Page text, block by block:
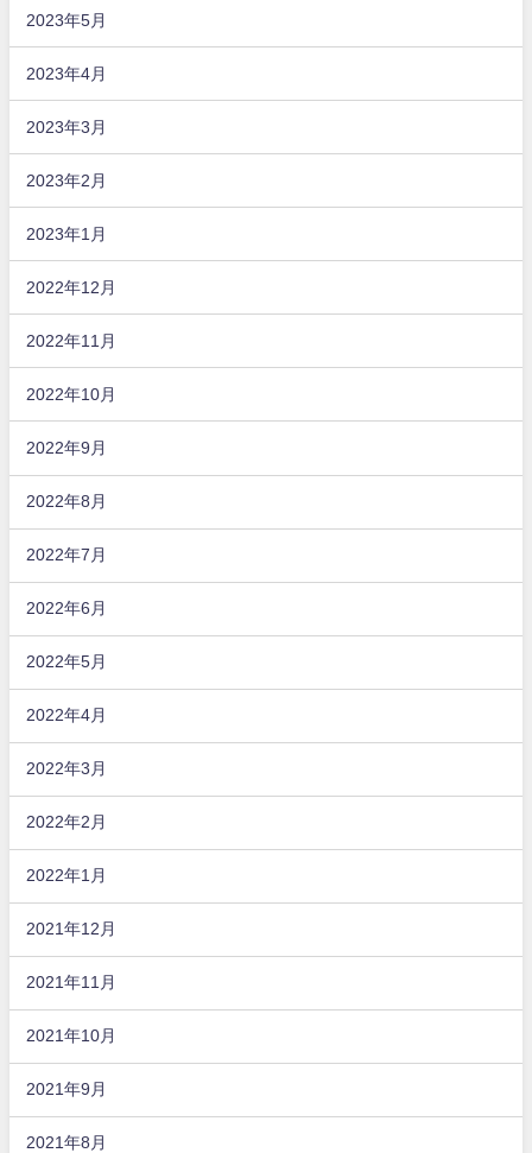
2023年5月
2023年4月
2023年3月
2023年2月
2023年1月
2022年12月
2022年11月
2022年10月
2022年9月
2022年8月
2022年7月
2022年6月
2022年5月
2022年4月
2022年3月
2022年2月
2022年1月
2021年12月
2021年11月
2021年10月
2021年9月
2021年8月